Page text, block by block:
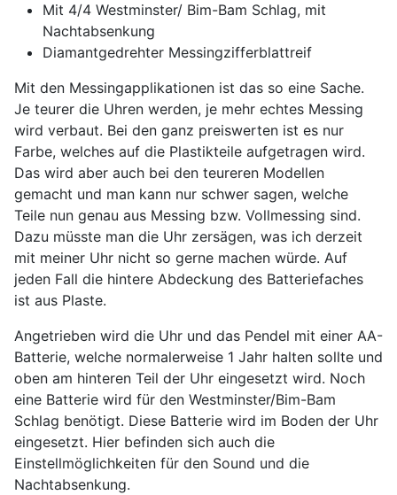
Mit 4/4 Westminster/ Bim-Bam Schlag, mit
Nachtabsenkung
Diamantgedrehter Messingzifferblattreif
Mit den Messingapplikationen ist das so eine Sache.
Je teurer die Uhren werden, je mehr echtes Messing
wird verbaut. Bei den ganz preiswerten ist es nur
Farbe, welches auf die Plastikteile aufgetragen wird.
Das wird aber auch bei den teureren Modellen
gemacht und man kann nur schwer sagen, welche
Teile nun genau aus Messing bzw. Vollmessing sind.
Dazu müsste man die Uhr zersägen, was ich derzeit
mit meiner Uhr nicht so gerne machen würde. Auf
jeden Fall die hintere Abdeckung des Batteriefaches
ist aus Plaste.
Angetrieben wird die Uhr und das Pendel mit einer AA-
Batterie, welche normalerweise 1 Jahr halten sollte und
oben am hinteren Teil der Uhr eingesetzt wird. Noch
eine Batterie wird für den Westminster/Bim-Bam
Schlag benötigt. Diese Batterie wird im Boden der Uhr
eingesetzt. Hier befinden sich auch die
Einstellmöglichkeiten für den Sound und die
Nachtabsenkung.